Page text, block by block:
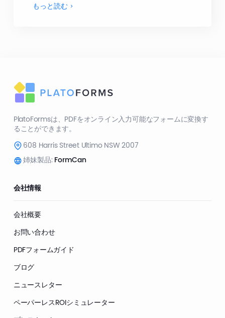
もっと読む
PlatoFormsは、PDFをオンライン入力可能なフォームに変換す
ることができます。
608 Harris Street Ultimo NSW 2007
姉妹製品: FormCan
会社情報
会社概要
お問い合わせ
PDFフォームガイド
ブログ
ニュースレター
ペーパーレスROIシミュレーター